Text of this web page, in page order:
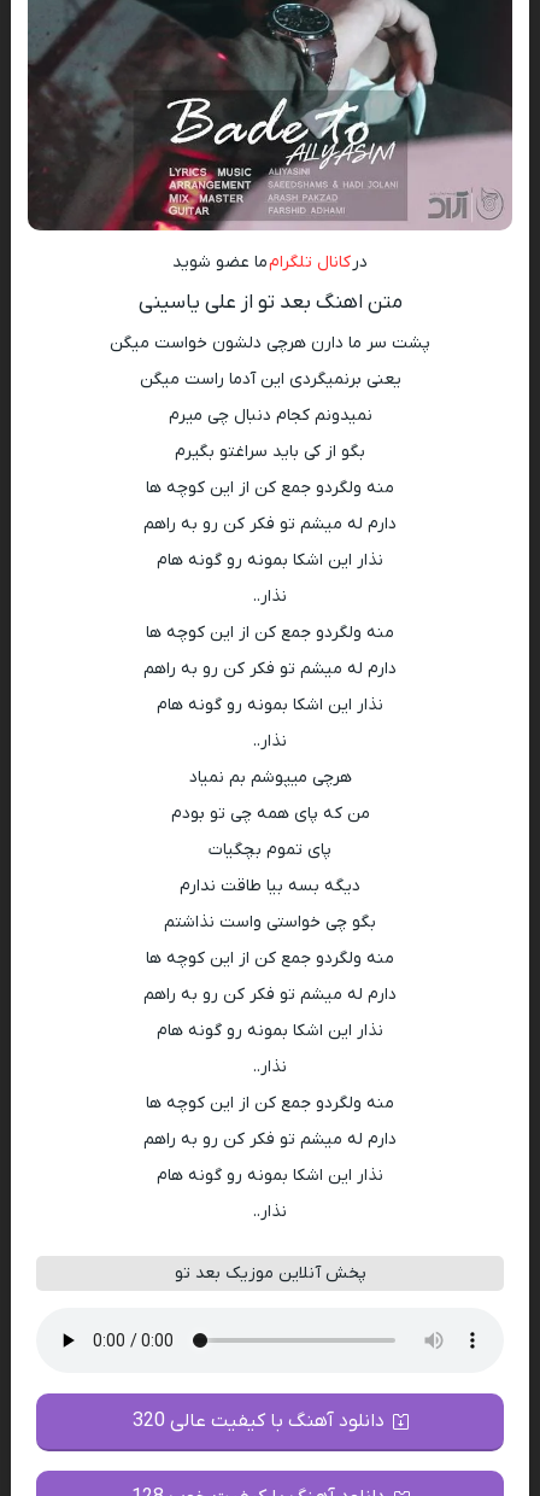
در کانال تلگرامما عضو شوید
متن اهنگ بعد تو از علی یاسینی
پشت سر ما دارن هرچی دلشون خواست میگن
یعنی برنمیگردی این آدما راست میگن
نمیدونم کجام دنبال چی میرم
بگو از کی باید سراغتو بگیرم
منه ولگردو جمع کن از این کوچه ها
دارم له میشم تو فکر کن رو به راهم
نذار این اشکا بمونه رو گونه هام
نذار..
منه ولگردو جمع کن از این کوچه ها
دارم له میشم تو فکر کن رو به راهم
نذار این اشکا بمونه رو گونه هام
نذار..
هرچی میپوشم بم نمیاد
من که پای همه چی تو بودم
پای تموم بچگیات
دیگه بسه بیا طاقت ندارم
بگو چی خواستی واست نذاشتم
منه ولگردو جمع کن از این کوچه ها
دارم له میشم تو فکر کن رو به راهم
نذار این اشکا بمونه رو گونه هام
نذار..
منه ولگردو جمع کن از این کوچه ها
دارم له میشم تو فکر کن رو به راهم
نذار این اشکا بمونه رو گونه هام
نذار..
پخش آنلاین موزیک بعد تو
دانلود آهنگ با کیفیت عالی 320